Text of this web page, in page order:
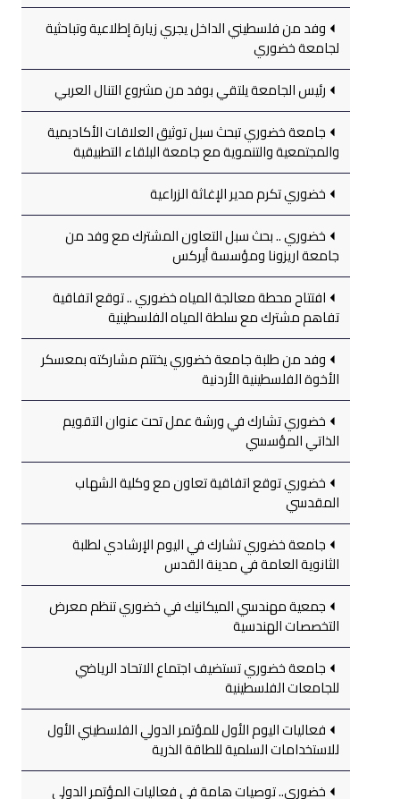
وفد من فلسطيني الداخل يجري زيارة إطلاعية وتباحثية
لجامعة خضوري
رئيس الجامعة يلتقي بوفد من مشروع التنال العربي
جامعة خضوري تبحث سبل توثيق العلاقات الأكاديمية
والمجتمعية والتنموية مع جامعة البلقاء التطبيقية
خضوري تكرم مدير الإغاثة الزراعية
خضوري .. بحث سبل التعاون المشترك مع وفد من
جامعة اريزونا ومؤسسة أيركس
افتتاح محطة معالجة المياه خضوري .. توقع اتفاقية
تفاهم مشترك مع سلطة المياه الفلسطينية
وفد من طلبة جامعة خضوري يختتم مشاركته بمعسكر
الأخوة الفلسطينية الأردنية
خضوري تشارك في ورشة عمل تحت عنوان التقويم
الذاتي المؤسسي
خضوري توقع اتفاقية تعاون مع وكلية الشهاب
المقدسي
جامعة خضوري تشارك في اليوم الإرشادي لطلبة
الثانوية العامة في مدينة القدس
جمعية مهندسي الميكانيك في خضوري تنظم معرض
التخصصات الهندسية
جامعة خضوري تستضيف اجتماع الاتحاد الرياضي
للجامعات الفلسطينية
فعاليات اليوم الأول للمؤتمر الدولي الفلسطيني الأول
للاستخدامات السلمية للطاقة الذرية
خضوري.. توصيات هامة في فعاليات المؤتمر الدولي